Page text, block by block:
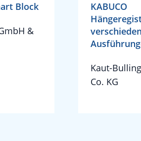
Block
&
KABUCO
Kaut-
Co. KG